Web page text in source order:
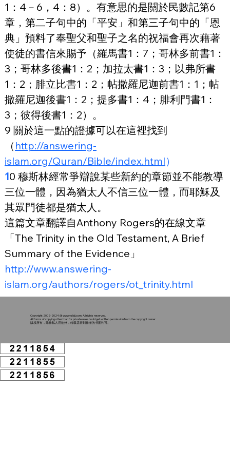
1：4－6，4：8）。有意思的是關於民數記第6
章，第二子句中的「平安」和第三子句中的「恩
典」預料了奉聖父和聖子之名的祝福會再次藉著
使徒的書信來賜予（羅馬書1：7；哥林多前書1：
3；哥林多後書1：2；加拉太書1：3；以弗所書
1：2；腓立比書1：2；帖撒羅尼迦前書1：1；帖
撒羅尼迦後書1：2；提多書1：4；腓利門書1：
3；彼得後書1：2）。
9 關於這一點的證據可以在這裡找到
（ http://answering-
islam.org/Quran/Bible/index.html）
10 穆斯林經常爭辯說某些新約的章節並不能教導
三位一體，因為猶太人不信三位一體，而耶穌及
其眾門徒都是猶太人。
這篇文章翻譯自Anthony Rogers的在線文章
「The Trinity in the Old Testament, A Brief
Summary of the Evidence」
http://www.answering-
islam.org/authors/rogers/ot_trinity.html
Copyright 2002-2024 @www.ysljdj.com. All rights reserved.
All forms of copying other than for private use should get written permission from the copyright owner
版权所有，除作私人用途外，转载需得到作者的书面许可。